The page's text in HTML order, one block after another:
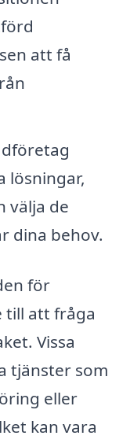
att få
lösningar,
välja de
dina behov.
för
till att fråga
Vissa
tjänster som
eller
kan vara